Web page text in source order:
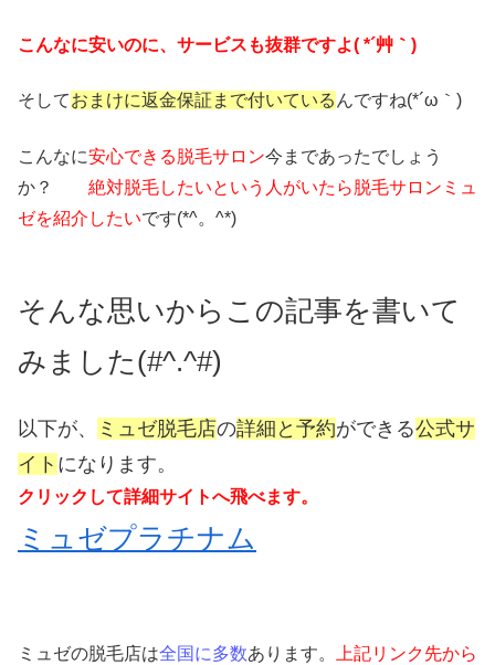
こんなに安いのに、サービスも抜群ですよ( *´艸｀)
そしておまけに返金保証まで付いている んですね(*´ω｀)
こんなに安心できる脱毛サロン今まであったでしょう
か？ 絶対脱毛したいという人がいたら脱毛サロンミュ
ゼを紹介したいです(*^。^*)
そんな思いからこの記事を書いて
みました(#^.^#)
以下が、 ミュゼ脱毛店の詳細と予約ができる公式サ
イト になります。
クリックして詳細サイトへ飛べます。
ミュゼプラチナム
ミュゼの脱毛店は全国に多数あります。
上記リンク先から